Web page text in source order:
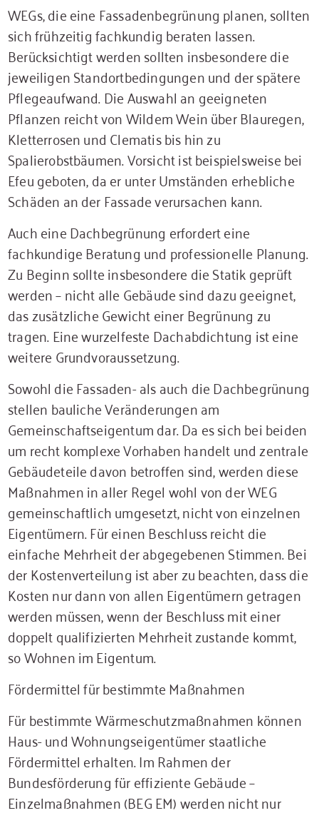
WEGs, die eine Fassadenbegrünung planen, sollten
sich frühzeitig fachkundig beraten lassen.
Berücksichtigt werden sollten insbesondere die
jeweiligen Standortbedingungen und der spätere
Pflegeaufwand. Die Auswahl an geeigneten
Pflanzen reicht von Wildem Wein über Blauregen,
Kletterrosen und Clematis bis hin zu
Spalierobstbäumen. Vorsicht ist beispielsweise bei
Efeu geboten, da er unter Umständen erhebliche
Schäden an der Fassade verursachen kann.
Auch eine Dachbegrünung erfordert eine
fachkundige Beratung und professionelle Planung.
Zu Beginn sollte insbesondere die Statik geprüft
werden – nicht alle Gebäude sind dazu geeignet,
das zusätzliche Gewicht einer Begrünung zu
tragen. Eine wurzelfeste Dachabdichtung ist eine
weitere Grundvoraussetzung.
Sowohl die Fassaden- als auch die Dachbegrünung
stellen bauliche Veränderungen am
Gemeinschaftseigentum dar. Da es sich bei beiden
um recht komplexe Vorhaben handelt und zentrale
Gebäudeteile davon betroffen sind, werden diese
Maßnahmen in aller Regel wohl von der WEG
gemeinschaftlich umgesetzt, nicht von einzelnen
Eigentümern. Für einen Beschluss reicht die
einfache Mehrheit der abgegebenen Stimmen. Bei
der Kostenverteilung ist aber zu beachten, dass die
Kosten nur dann von allen Eigentümern getragen
werden müssen, wenn der Beschluss mit einer
doppelt qualifizierten Mehrheit zustande kommt,
so Wohnen im Eigentum.
Fördermittel für bestimmte Maßnahmen
Für bestimmte Wärmeschutzmaßnahmen können
Haus- und Wohnungseigentümer staatliche
Fördermittel erhalten. Im Rahmen der
Bundesförderung für effiziente Gebäude –
Einzelmaßnahmen (BEG EM) werden nicht nur